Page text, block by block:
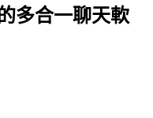
多合一聊天軟